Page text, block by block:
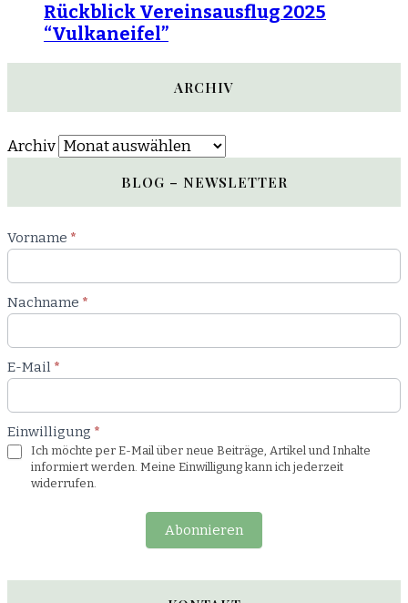
Rückblick Vereinsausflug 2025
“Vulkaneifel”
ARCHIV
Archiv
BLOG – NEWSLETTER
Newsletter
Blog
Vorname *
Nachname *
E-Mail *
Einwilligung *
Ich möchte per E-Mail über neue Beiträge, Artikel und Inhalte
informiert werden. Meine Einwilligung kann ich jederzeit
widerrufen.
Abonnieren